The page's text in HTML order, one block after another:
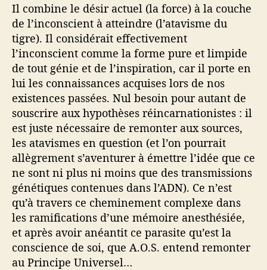
Il combine le désir actuel (la force) à la couche
de l’inconscient à atteindre (l’atavisme du
tigre). Il considérait effectivement
l’inconscient comme la forme pure et limpide
de tout génie et de l’inspiration, car il porte en
lui les connaissances acquises lors de nos
existences passées. Nul besoin pour autant de
souscrire aux hypothèses réincarnationistes : il
est juste nécessaire de remonter aux sources,
les atavismes en question (et l’on pourrait
allègrement s’aventurer à émettre l’idée que ce
ne sont ni plus ni moins que des transmissions
génétiques contenues dans l’ADN). Ce n’est
qu’à travers ce cheminement complexe dans
les ramifications d’une mémoire anesthésiée,
et après avoir anéantit ce parasite qu’est la
conscience de soi, que A.O.S. entend remonter
au Principe Universel…